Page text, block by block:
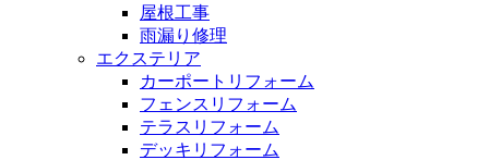
屋根工事
雨漏り修理
エクステリア
カーポートリフォーム
フェンスリフォーム
テラスリフォーム
デッキリフォーム